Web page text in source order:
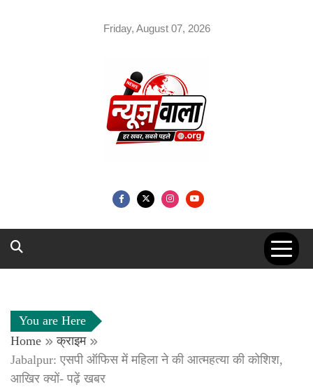
Friday, August 07, 2026
You are Here
Home
क्राइम
Jabalpur: एसपी ऑफिस में महिला ने की आत्महत्या की कोशिश,
आखिर क्यों- पढ़ें खबर